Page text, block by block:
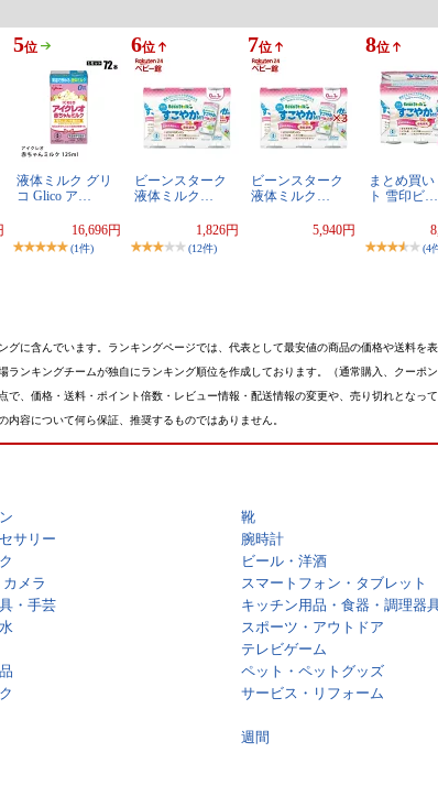
5位
液体ミルク グリ
コ Glico ア…
16,696円
(1件)
6位
ビーンスターク
液体ミルク…
1,826円
(12件)
7位
ビーンスターク
液体ミルク…
5,940円
8位
まとめ買い
ト 雪印ビ…
(4
に含んでいます。ランキングページでは、代表として最安値の商品の価格や送料を表
ンキングチームが独自にランキング順位を作成しております。（通常購入、クーポ
、価格・送料・ポイント倍数・レビュー情報・配送情報の変更や、売り切れとなっ
容について何ら保証、推奨するものではありません。
靴
サリー 腕時計
ビール・洋酒
メラ スマートフォン・タブレット
・手芸 キッチン用品・食器・調理器
スポーツ・アウトドア
テレビゲーム
ペット・ペットグッズ
サービス・リフォーム
週間